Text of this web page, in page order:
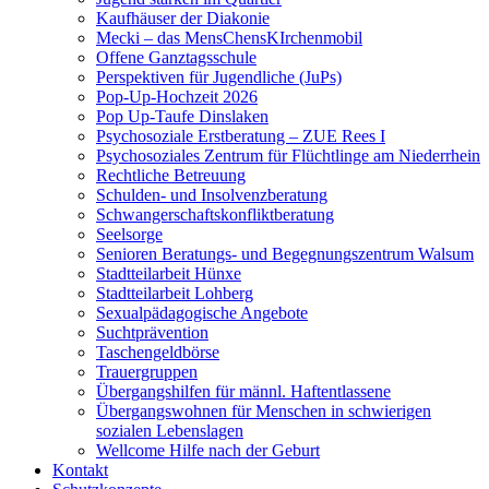
Kaufhäuser der Diakonie
Mecki – das MensChensKIrchenmobil
Offene Ganztagsschule
Perspektiven für Jugendliche (JuPs)
Pop-Up-Hochzeit 2026
Pop Up-Taufe Dinslaken
Psychosoziale Erstberatung – ZUE Rees I
Psychosoziales Zentrum für Flüchtlinge am Niederrhein
Rechtliche Betreuung
Schulden- und Insolvenzberatung
Schwangerschaftskonfliktberatung
Seelsorge
Senioren Beratungs- und Begegnungszentrum Walsum
Stadtteilarbeit Hünxe
Stadtteilarbeit Lohberg
Sexualpädagogische Angebote
Suchtprävention
Taschengeldbörse
Trauergruppen
Übergangshilfen für männl. Haftentlassene
Übergangswohnen für Menschen in schwierigen
sozialen Lebenslagen
Wellcome Hilfe nach der Geburt
Kontakt